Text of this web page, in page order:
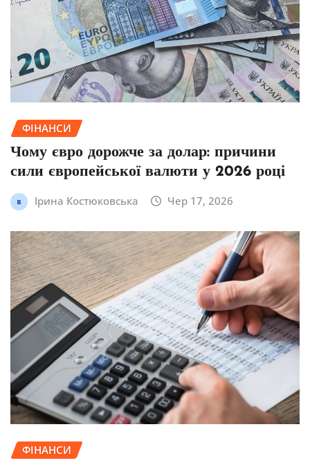
ФІНАНСИ
Чому євро дорожче за долар: причини
сили європейської валюти у 2026 році
Ірина Костюковська Чер 17, 2026
ФІНАНСИ